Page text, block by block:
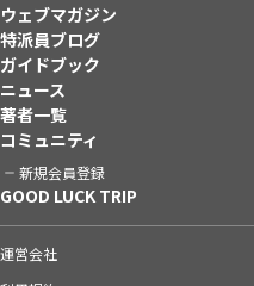
ウェブマガジン
特派員ブログ
ガイドブック
ニュース
著者一覧
コミュニティ
新規会員登録
GOOD LUCK TRIP
運営会社